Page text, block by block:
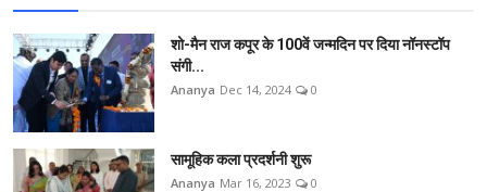
शो-मैन राज कपूर के 100वें जन्मदिन पर दिया नॉनस्टॉप
संगी...
Ananya Dec 14, 2024 0
सामूहिक कला प्रदर्शनी शुरू
Ananya Mar 16, 2023 0